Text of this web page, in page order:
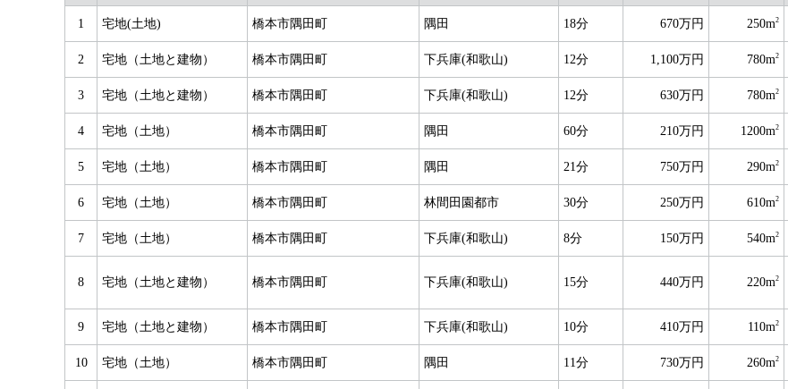
1 宅地(土地) 橋本市隅田町 隅田 18分 670万円 250m2
2 宅地（土地と建物） 橋本市隅田町 下兵庫(和歌山) 12分 1,100万円 780m2
3 宅地（土地と建物） 橋本市隅田町 下兵庫(和歌山) 12分 630万円 780m2
4 宅地（土地） 橋本市隅田町 隅田 60分 210万円 1200m2
5 宅地（土地） 橋本市隅田町 隅田 21分 750万円 290m2
6 宅地（土地） 橋本市隅田町 林間田園都市 30分 250万円 610m2
7 宅地（土地） 橋本市隅田町 下兵庫(和歌山) 8分 150万円 540m2
8 宅地（土地と建物） 橋本市隅田町 下兵庫(和歌山) 15分 440万円 220m2
9 宅地（土地と建物） 橋本市隅田町 下兵庫(和歌山) 10分 410万円 110m2
10 宅地（土地） 橋本市隅田町 隅田 11分 730万円 260m2